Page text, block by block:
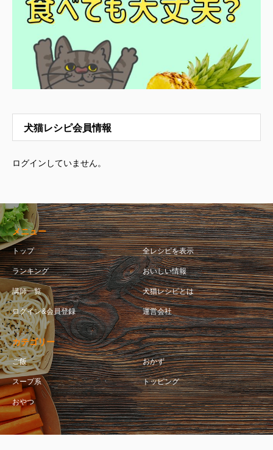
犬猫レシピ会員情報
ログインしていません。
メニュー
トップ 全レシピを表示
ランキング おいしい情報
講師一覧 犬猫レシピとは
ログイン&会員登録 運営会社
カテゴリー
ご飯 おかず
スープ系 トッピング
おやつ